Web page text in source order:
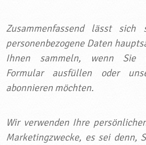
Zusammenfassend lässt sich
personenbezogene Daten
Ihnen sammeln, wenn Sie
Formular ausfüllen oder
abonnieren möchten.
Wir verwenden Ihre
Marketingzwecke, es sei denn,